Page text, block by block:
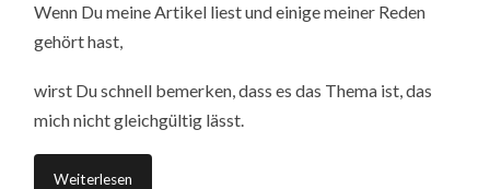
Wenn Du meine Artikel liest und einige meiner Reden
gehört hast,
wirst Du schnell bemerken, dass es das Thema ist, das
mich nicht gleichgültig lässt.
Weiterlesen